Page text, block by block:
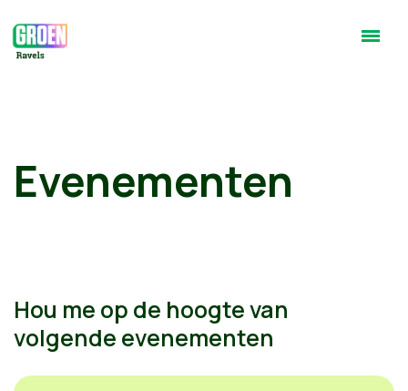
Evenementen
Hou me op de hoogte van
volgende evenementen